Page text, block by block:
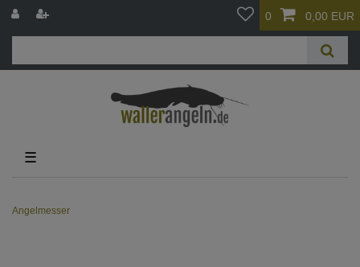
0 0,00 EUR
☰
Angelmesser